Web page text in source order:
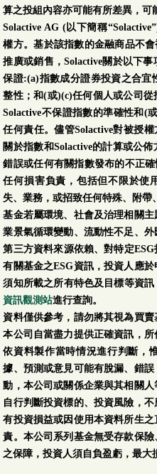
算之投組內容亦可能有所差異，可
Solactive AG (以下簡稱
權方。基於該指數的金融商品不會
推廣或銷售，Solactive關於以下事
保證:(a)指數成分證券投資之合宜
整性；和(或)(c)任何個人或公司從
Solactive不保證指數的準確性和(
任何責任。儘管Solactive對被授
關於指數和Solactive的計算或公
錯誤或任何有關指數發布的不正
任何損害負責，包括但不限於使
失、業務，或招致任何特殊、附帶
基金若屬環境、社會及治理相關
業景氣循環變動、流動性不足、
第三方資料來源依賴、對特定
有關基金之ESG資訊，投資人應
須知所載之所有特色及目標等資訊
資訊觀測站進行查詢。
資料僅供參考，請勿將其視為買賣
本公司自當盡力提供正確資訊，
依資料製作當時情況進行判斷，
據、預測或意見可能有脫漏、錯
動，本公司或關係企業與其相關
自行判斷投資標的、投資風險，
有投資損益或因使用本資料所生
責。本公司系列基金無受存款保
之保障，投資人須自負盈虧，最大